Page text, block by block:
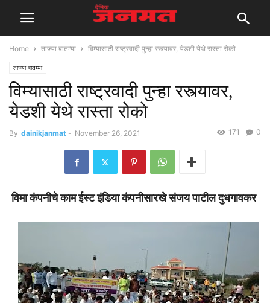
Home ताज्या बातम्या विम्यासाठी राष्ट्रवादी पुन्हा रस्त्यावर, येडशी येथे रास्ता रोको
ताज्या बातम्या
विम्यासाठी राष्ट्रवादी पुन्हा रस्त्यावर,
येडशी येथे रास्ता रोको
By dainikjanmat - November 26, 2021 0
171
विमा कंपनीचे काम ईस्ट इंडिया कंपनीसारखे संजय पाटील दुधगावकर